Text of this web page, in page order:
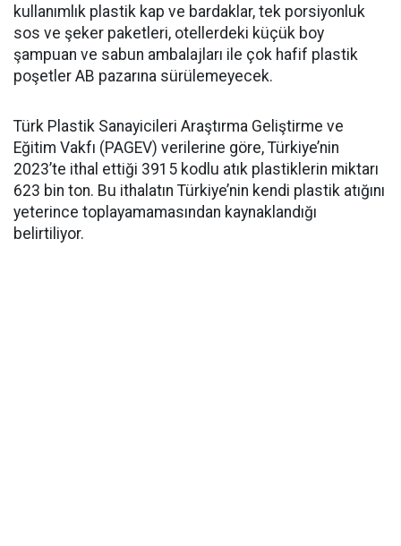
kullanımlık plastik kap ve bardaklar, tek porsiyonluk
sos ve şeker paketleri, otellerdeki küçük boy
şampuan ve sabun ambalajları ile çok hafif plastik
poşetler AB pazarına sürülemeyecek.
Türk Plastik Sanayicileri Araştırma Geliştirme ve
Eğitim Vakfı (PAGEV) verilerine göre, Türkiye’nin
2023’te ithal ettiği 3915 kodlu atık plastiklerin miktarı
623 bin ton. Bu ithalatın Türkiye’nin kendi plastik atığını
yeterince toplayamamasından kaynaklandığı
belirtiliyor.